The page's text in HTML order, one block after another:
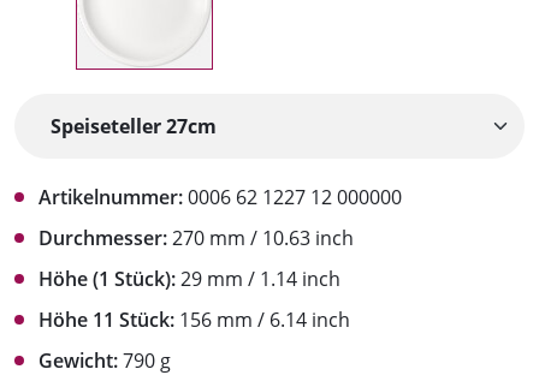
Artikelnummer:0006 62 1227 12 000000
Durchmesser:270 mm / 10.63 inch
Höhe (1 Stück):29 mm / 1.14 inch
Höhe 11 Stück: 156 mm / 6.14 inch
Gewicht:790 g